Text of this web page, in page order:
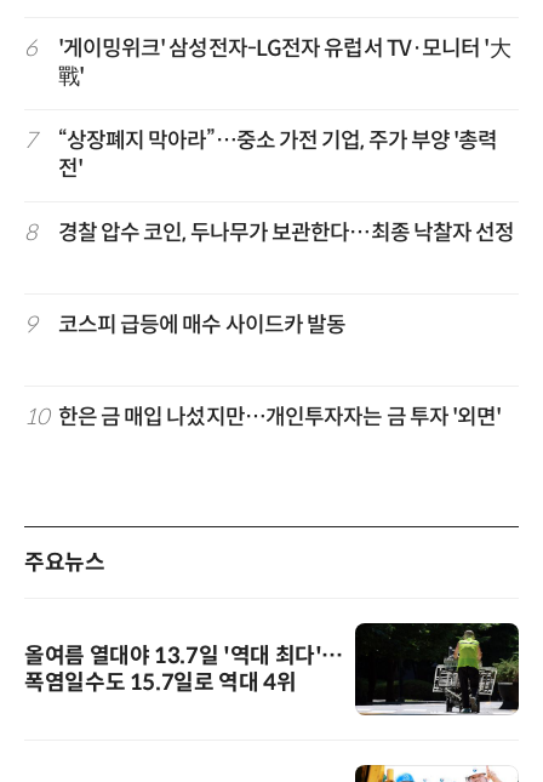
6
'게이밍위크' 삼성전자-LG전자 유럽서 TV·모니터 '大
戰'
7
“상장폐지 막아라”…중소 가전 기업, 주가 부양 '총력
전'
8 경찰 압수 코인, 두나무가 보관한다…최종 낙찰자 선정
9 코스피 급등에 매수 사이드카 발동
10 한은 금 매입 나섰지만…개인투자자는 금 투자 '외면'
주요뉴스
올여름 열대야 13.7일 '역대 최다'…
폭염일수도 15.7일로 역대 4위